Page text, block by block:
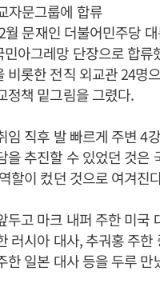
자문그룹에 합류
월 문재인 더불어민주당
아그레망 단장으로 합류
비롯한 전직 외교관 24명
정책 밑그림을 그렸다.
임 직후 발 빠르게 주변 4
을 추진할 수 있었던 것은
할이 컸던 것으로 여겨진
두고 마크 내퍼 주한 미국
러시아 대사, 추궈홍 주한
한 일본 대사 등을 두루 만